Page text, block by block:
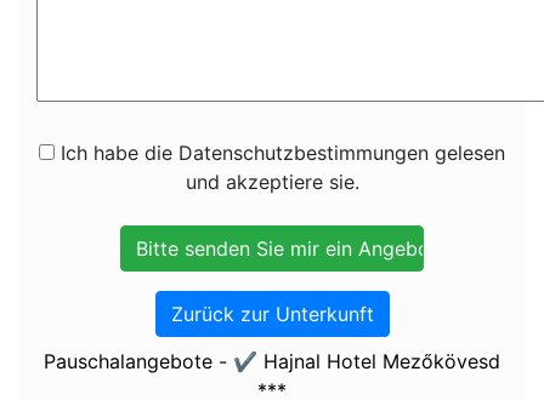
Ich habe die Datenschutzbestimmungen gelesen
und akzeptiere sie.
Zurück zur Unterkunft
Pauschalangebote - ✔️ Hajnal Hotel Mezőkövesd
***